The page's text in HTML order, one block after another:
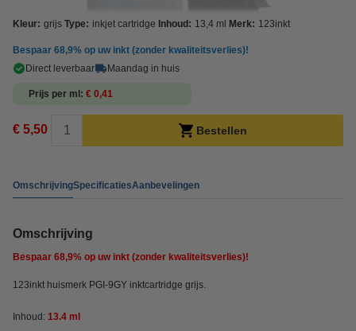
Kleur: grijs Type: inkjet cartridge Inhoud: 13,4 ml Merk: 123inkt
Bespaar 68,9% op uw inkt (zonder kwaliteitsverlies)!
Direct leverbaar
Maandag in huis
Prijs per ml € 0,41
€ 5,50 Bestellen
OmschrijvingSpecificatiesAanbevelingen
Omschrijving
Bespaar 68,9% op uw inkt (zonder kwaliteitsverlies)!
123inkt huismerk PGI-9GY inktcartridge grijs.
Inhoud: 13.4 ml